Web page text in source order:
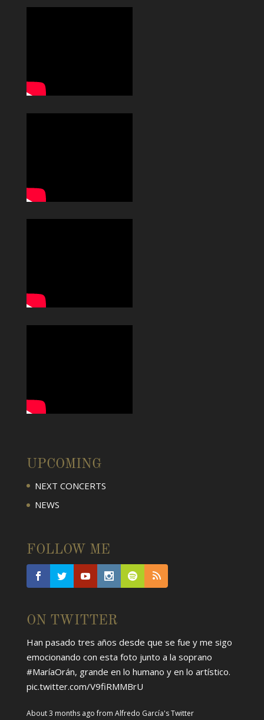
UPCOMING
NEXT CONCERTS
NEWS
FOLLOW ME
ON TWITTER
Han pasado tres años desde que se fue y me sigo
emocionando con esta foto junto a la soprano
#MaríaOrán, grande en lo humano y en lo artístico.
pic.twitter.com/V9fiRMMBrU
About 3 months agofrom Alfredo García's Twitter